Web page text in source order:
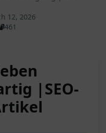
12, 2026
461
|SEO-